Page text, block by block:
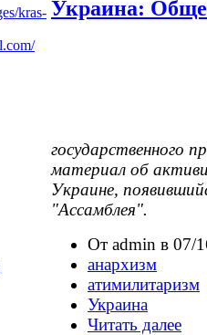
Украина:
государственного
материал об
Украине,
"Ассамблея".
От admin в 07/
анархизм
атимилитаризм
Украина
Читать далее